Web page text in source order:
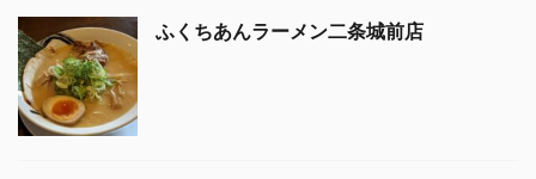
ふくちあんラーメン二条城前店